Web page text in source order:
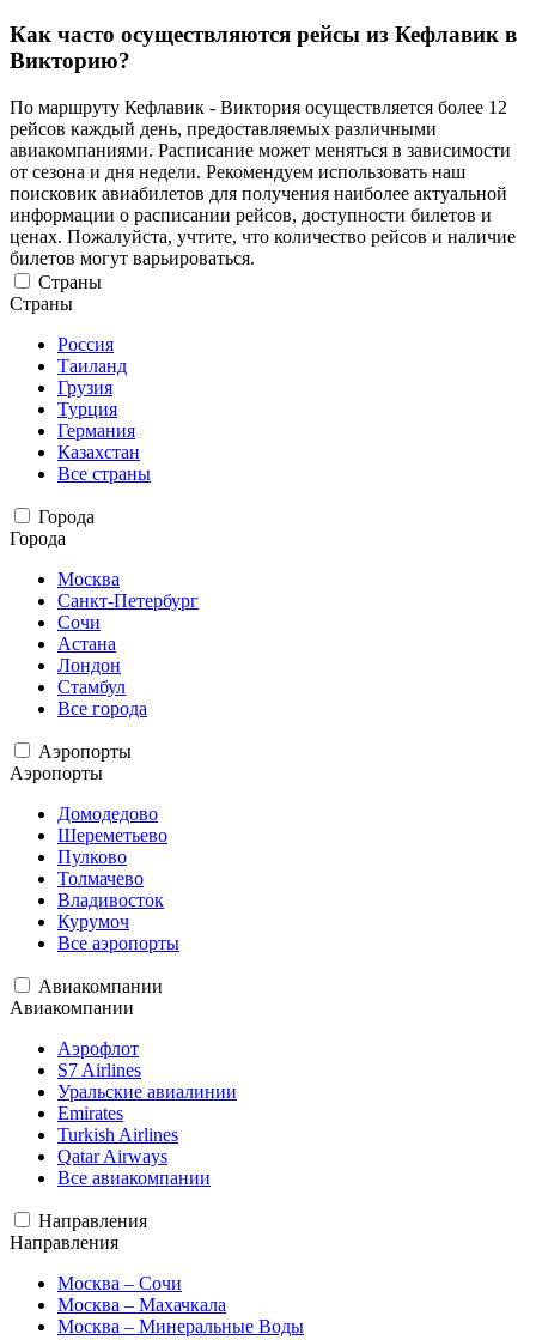
Как часто осуществляются рейсы из Кефлавик в
Викторию?
По маршруту Кефлавик - Виктория осуществляется более 12
рейсов каждый день, предоставляемых различными
авиакомпаниями. Расписание может меняться в зависимости
от сезона и дня недели. Рекомендуем использовать наш
поисковик авиабилетов для получения наиболее актуальной
информации о расписании рейсов, доступности билетов и
ценах. Пожалуйста, учтите, что количество рейсов и наличие
билетов могут варьироваться.
Страны
Страны
Россия
Таиланд
Грузия
Турция
Германия
Казахстан
Все страны
Города
Города
Москва
Санкт-Петербург
Сочи
Астана
Лондон
Стамбул
Все города
Аэропорты
Аэропорты
Домодедово
Шереметьево
Пулково
Толмачево
Владивосток
Курумоч
Все аэропорты
Авиакомпании
Авиакомпании
Аэрофлот
S7 Airlines
Уральские авиалинии
Emirates
Turkish Airlines
Qatar Airways
Все авиакомпании
Направления
Направления
Москва – Сочи
Москва – Махачкала
Москва – Минеральные Воды